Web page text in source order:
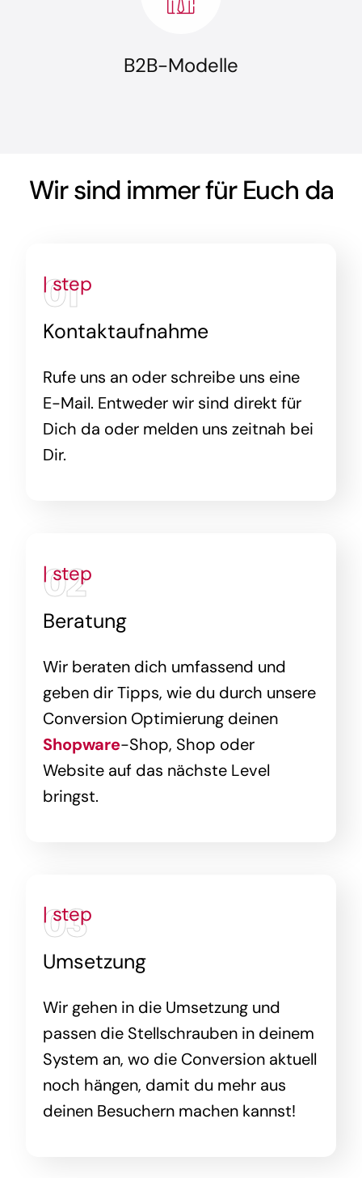
B2B-Modelle
Wir sind immer für Euch da
01
| step
Kontaktaufnahme
Rufe uns an oder schreibe uns eine
E-Mail. Entweder wir sind direkt für
Dich da oder melden uns zeitnah bei
Dir.
02
| step
Beratung
Wir beraten dich umfassend und
geben dir Tipps, wie du durch unsere
Conversion Optimierung deinen
Shopware-Shop, Shop oder
Website auf das nächste Level
bringst.
03
| step
Umsetzung
Wir gehen in die Umsetzung und
passen die Stellschrauben in deinem
System an, wo die Conversion aktuell
noch hängen, damit du mehr aus
deinen Besuchern machen kannst!